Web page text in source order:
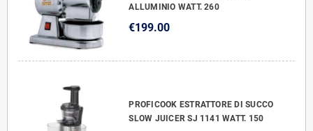
ALLUMINIO WATT. 260
€199.00
PROFICOOK ESTRATTORE DI SUCCO
SLOW JUICER SJ 1141 WATT. 150